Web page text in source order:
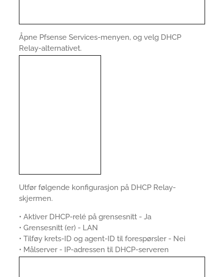
Åpne Pfsense Services-menyen, og velg DHCP
Relay-alternativet.
Utfør følgende konfigurasjon på DHCP Relay-
skjermen.
• Aktiver DHCP-relé på grensesnitt - Ja
• Grensesnitt (er) - LAN
• Tilføy krets-ID og agent-ID til forespørsler - Nei
• Målserver - IP-adressen til DHCP-serveren